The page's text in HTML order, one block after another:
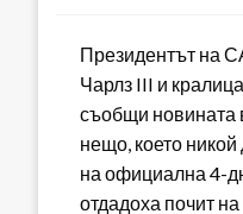
Президентът на
Чарлз III и
съобщи новината
нещо, което
на официална 4-
отдадоха почит